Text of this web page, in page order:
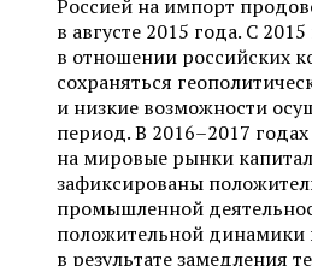
Россией на импорт
в августе 2015 года. С
в отношении российских
сохраняться
и низкие возможности
период. В 2016–2017
на мировые рынки
зафиксированы
промышленной
положительной динамики
в результате замедления